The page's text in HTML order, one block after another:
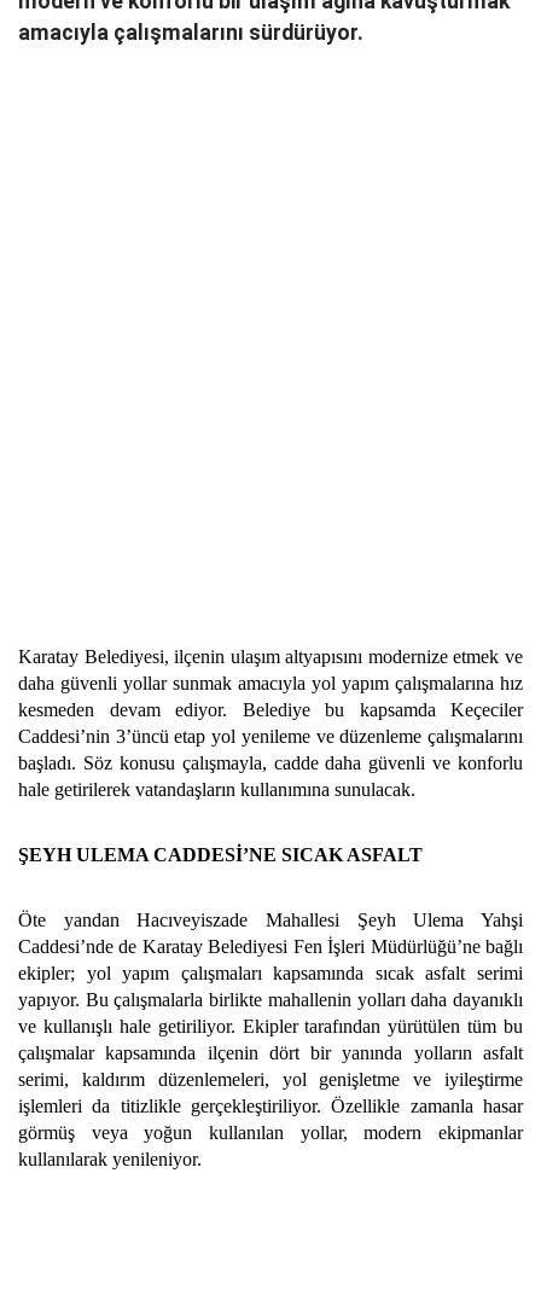
amacıyla çalışmalarını sürdürüyor.
Karatay Belediyesi, ilçenin ulaşım altyapısını modernize etmek ve
daha güvenli yollar sunmak amacıyla yol yapım çalışmalarına hız
kesmeden devam ediyor. Belediye bu kapsamda Keçeciler
Caddesi’nin 3’üncü etap yol yenileme ve düzenleme çalışmalarını
başladı. Söz konusu çalışmayla, cadde daha güvenli ve konforlu
hale getirilerek vatandaşların kullanımına sunulacak.
ŞEYH ULEMA CADDESİ’NE SICAK ASFALT
Öte yandan Hacıveyiszade Mahallesi Şeyh Ulema Yahşi
Caddesi’nde de Karatay Belediyesi Fen İşleri Müdürlüğü’ne bağlı
ekipler; yol yapım çalışmaları kapsamında sıcak asfalt serimi
yapıyor. Bu çalışmalarla birlikte mahallenin yolları daha dayanıklı
ve kullanışlı hale getiriliyor. Ekipler tarafından yürütülen tüm bu
çalışmalar kapsamında ilçenin dört bir yanında yolların asfalt
serimi, kaldırım düzenlemeleri, yol genişletme ve iyileştirme
işlemleri da titizlikle gerçekleştiriliyor. Özellikle zamanla hasar
görmüş veya yoğun kullanılan yollar, modern ekipmanlar
kullanılarak yenileniyor.